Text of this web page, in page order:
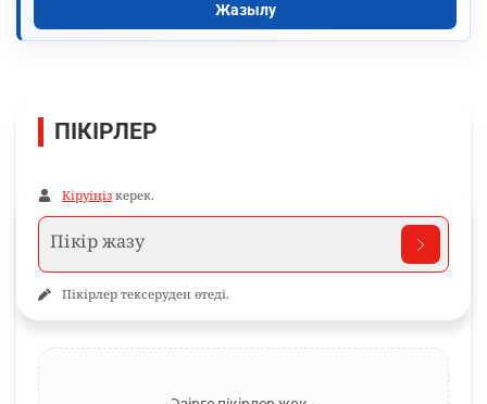
Жазылу
ПІКІРЛЕР
Кіруіңіз керек.
Пікірлер тексеруден өтеді.